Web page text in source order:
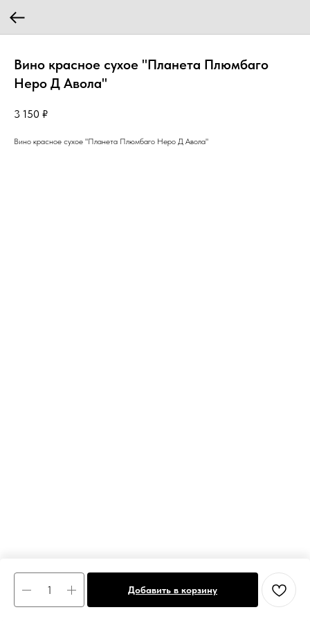
Вино красное сухое "Планета Плюмбаго
Неро Д Авола"
3 150 ₽
Добавить в корзину
Вино красное сухое "Планета Плюмбаго Неро Д Авола"